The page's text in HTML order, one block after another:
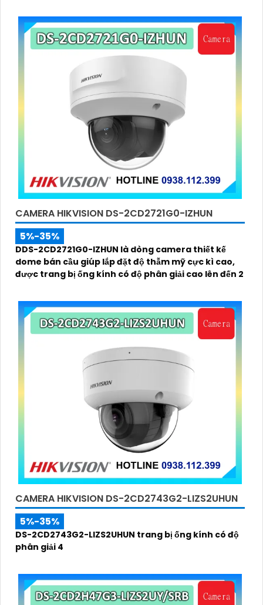
CAMERA HIKVISION DS-2CD2721G0-IZHUN
5%-35%
DDS-2CD2721G0-IZHUN là dòng camera thiết kế
dome bán cầu giúp lắp đặt độ thẫm mỹ cực kì cao,
được trang bị ống kính có độ phân giải cao lên đến 2
CAMERA HIKVISION DS-2CD2743G2-LIZS2UHUN
5%-35%
DS-2CD2743G2-LIZS2UHUN trang bị ống kính có độ
phân giải 4